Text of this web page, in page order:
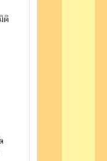
ติ